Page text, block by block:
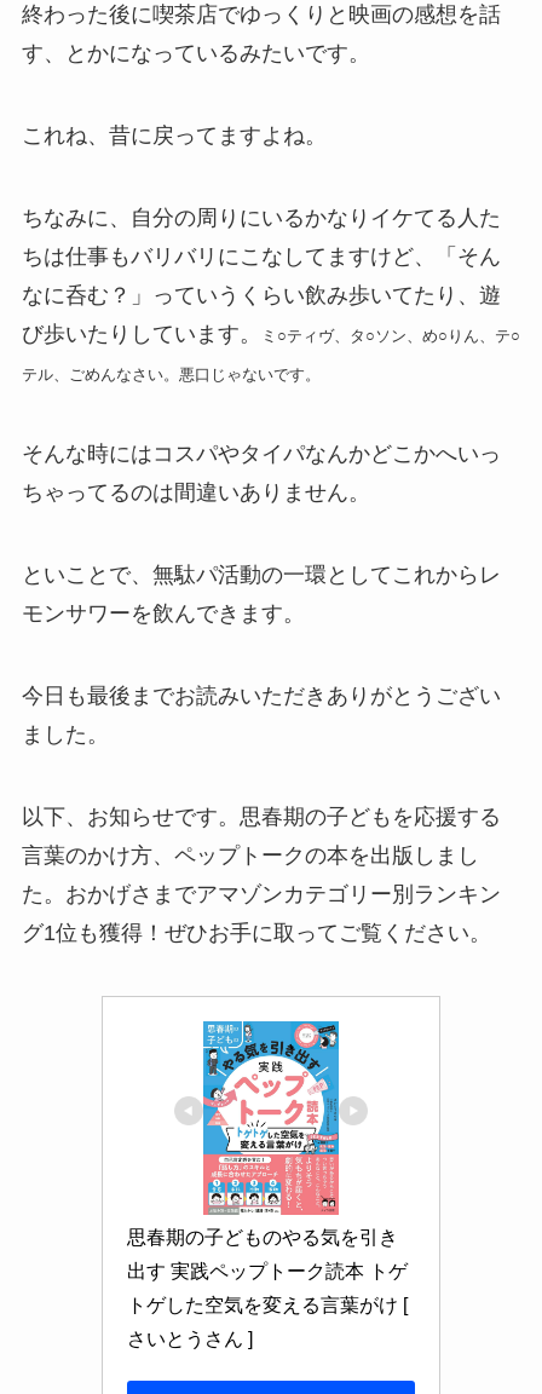
終わった後に喫茶店でゆっくりと映画の感想を話
す、とかになっているみたいです。
これね、昔に戻ってますよね。
ちなみに、自分の周りにいるかなりイケてる人た
ちは仕事もバリバリにこなしてますけど、「そん
なに呑む？」っていうくらい飲み歩いてたり、遊
び歩いたりしています。
ミ○ティヴ、タ○ソン、め○りん、テ○
テル、ごめんなさい。悪口じゃないです。
そんな時にはコスパやタイパなんかどこかへいっ
ちゃってるのは間違いありません。
といことで、無駄パ活動の一環としてこれからレ
モンサワーを飲んできます。
今日も最後までお読みいただきありがとうござい
ました。
以下、お知らせです。思春期の子どもを応援する
言葉のかけ方、ペップトークの本を出版しまし
た。おかげさまでアマゾンカテゴリー別ランキン
グ1位も獲得！ぜひお手に取ってご覧ください。
思春期の子どものやる気を引き
出す 実践ペップトーク読本 トゲ
トゲした空気を変える言葉がけ [
さいとうさん ]